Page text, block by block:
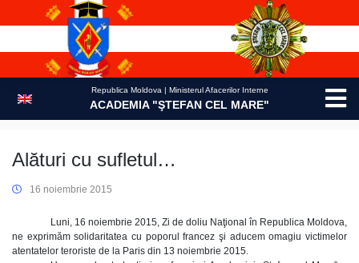
Republica Moldova | Ministerul Afacerilor Interne
ACADEMIA "ŞTEFAN CEL MARE"
Alături cu sufletul…
16 noiembrie 2015
Luni, 16 noiembrie 2015, Zi de doliu Naţional în Republica Moldova,
ne exprimăm solidaritatea cu poporul francez şi aducem omagiu victimelor
atentatelor teroriste de la Paris din 13 noiembrie 2015.